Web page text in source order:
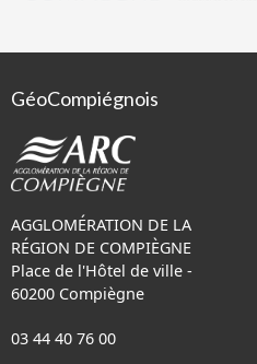
GéoCompiégnois
AGGLOMÉRATION DE LA
RÉGION DE COMPIÈGNE
Place de l'Hôtel de ville -
60200 Compiègne
03 44 40 76 00